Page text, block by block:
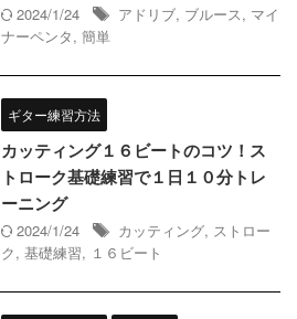
2024/1/24 アドリブ, ブルース, マイ
ナーペンタ, 簡単
ギター練習方法
カッティング１６ビートのコツ！ス
トローク基礎練習で１日１０分トレ
ーニング
2024/1/24 カッティング, ストロー
ク, 基礎練習, １６ビート